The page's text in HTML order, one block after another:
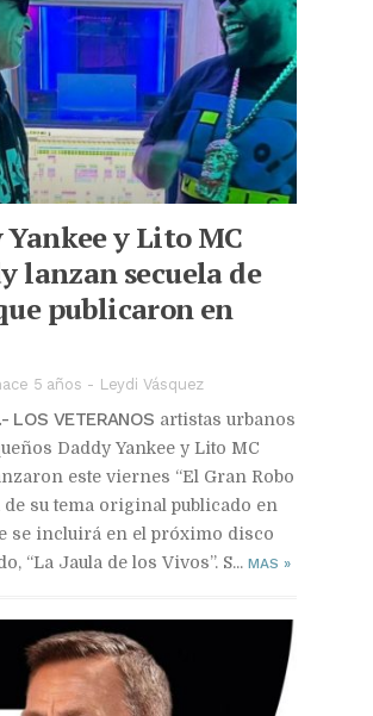
Yankee y Lito MC
lanzan secuela de
publicaron en
5 años - Leydi Vásquez
LOS VETERANOS artistas urbanos
Daddy Yankee y Lito MC
este viernes “El Gran Robo
de su tema original publicado en
se incluirá en el próximo disco
“La Jaula de los Vivos”. S... MAS »